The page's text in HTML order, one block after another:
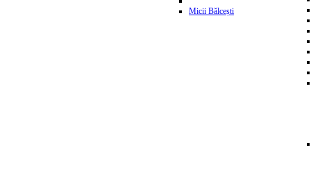
Micii Bălcești